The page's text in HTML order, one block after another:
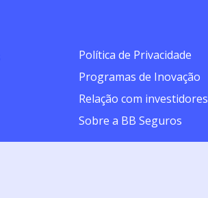
Política de Privacidade
Programas de Inovação
Relação com investidores
Sobre a BB Seguros